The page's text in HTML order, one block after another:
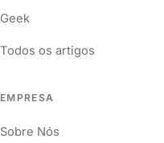
Geek
Todos os artigos
EMPRESA
Sobre Nós